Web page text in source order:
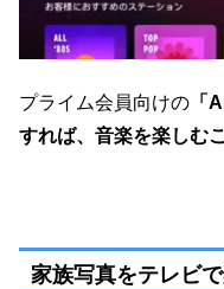
プライム会員向けの 「
すれば、音楽を楽しむ
家族写真をテレビ